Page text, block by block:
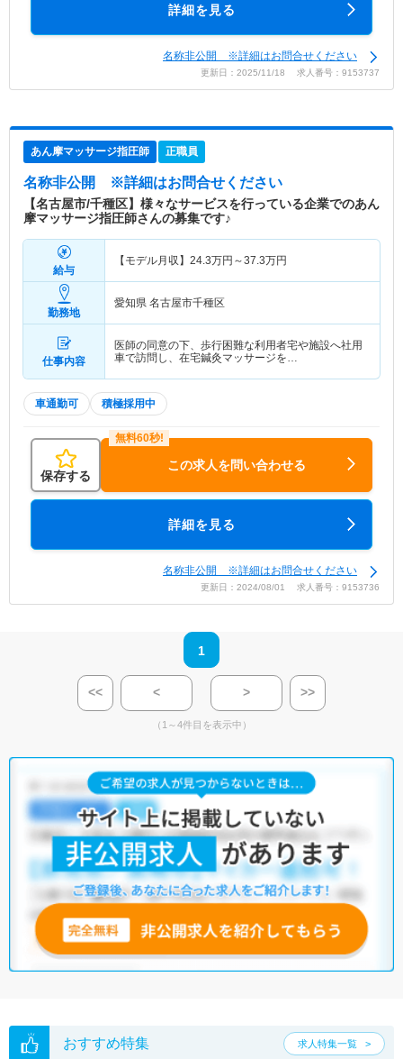
詳細を見る
名称非公開 ※詳細はお問合せください
更新日：2025/11/18 求人番号：9153737
あん摩マッサージ指圧師 正職員
名称非公開 ※詳細はお問合せください
【名古屋市/千種区】様々なサービスを行っている企業でのあん
摩マッサージ指圧師さんの募集です♪
給与
【モデル月収】 24.3万円～37.3万円
勤務地
愛知県 名古屋市千種区
仕事内容
医師の同意の下、歩行困難な利用者宅や施設へ社用
車で訪問し、在宅鍼灸マッサージを…
車通勤可 積極採用中
保存する
この求人を問い合わせる
詳細を見る
名称非公開 ※詳細はお問合せください
更新日：2024/08/01 求人番号：9153736
1
<< < > >>
（1～4件目を表示中）
おすすめ特集 求人特集一覧